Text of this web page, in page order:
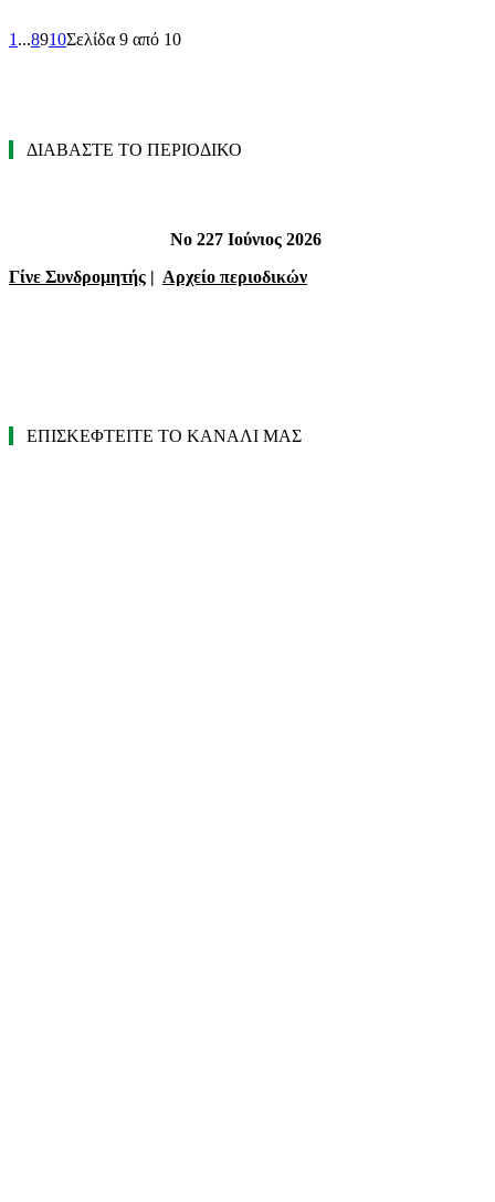
1 ...8910Σελίδα 9 από 10
ΔΙΑΒΑΣΤΕ ΤΟ ΠΕΡΙΟΔΙΚΟ
Νο 227 Ιούνιος 2026
Γίνε Συνδρομητής | Αρχείο περιοδικών
ΕΠΙΣΚΕΦΤΕΙΤΕ ΤΟ ΚΑΝΑΛΙ ΜΑΣ